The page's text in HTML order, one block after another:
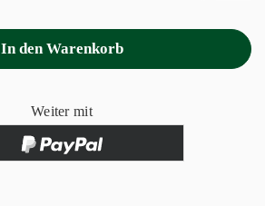
In den Warenkorb
Weiter mit